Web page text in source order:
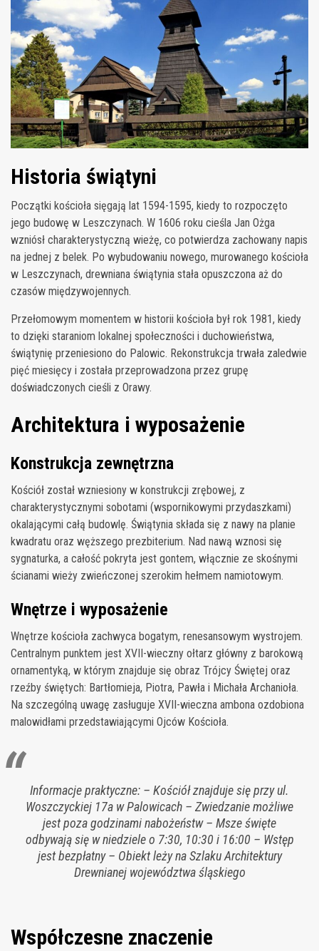
Historia świątyni
Początki kościoła sięgają lat 1594-1595, kiedy to rozpoczęto
jego budowę w Leszczynach. W 1606 roku cieśla Jan Ożga
wzniósł charakterystyczną wieżę, co potwierdza zachowany napis
na jednej z belek. Po wybudowaniu nowego, murowanego kościoła
w Leszczynach, drewniana świątynia stała opuszczona aż do
czasów międzywojennych.
Przełomowym momentem w historii kościoła był rok 1981, kiedy
to dzięki staraniom lokalnej społeczności i duchowieństwa,
świątynię przeniesiono do Palowic. Rekonstrukcja trwała zaledwie
pięć miesięcy i została przeprowadzona przez grupę
doświadczonych cieśli z Orawy.
Architektura i wyposażenie
Konstrukcja zewnętrzna
Kościół został wzniesiony w konstrukcji zrębowej, z
charakterystycznymi sobotami (wspornikowymi przydaszkami)
okalającymi całą budowlę. Świątynia składa się z nawy na planie
kwadratu oraz węższego prezbiterium. Nad nawą wznosi się
sygnaturka, a całość pokryta jest gontem, włącznie ze skośnymi
ścianami wieży zwieńczonej szerokim hełmem namiotowym.
Wnętrze i wyposażenie
Wnętrze kościoła zachwyca bogatym, renesansowym wystrojem.
Centralnym punktem jest XVII-wieczny ołtarz główny z barokową
ornamentyką, w którym znajduje się obraz Trójcy Świętej oraz
rzeźby świętych: Bartłomieja, Piotra, Pawła i Michała Archanioła.
Na szczególną uwagę zasługuje XVII-wieczna ambona ozdobiona
malowidłami przedstawiającymi Ojców Kościoła.
Informacje praktyczne: – Kościół znajduje się przy ul.
Woszczyckiej 17a w Palowicach – Zwiedzanie możliwe
jest poza godzinami nabożeństw – Msze święte
odbywają się w niedziele o 7:30, 10:30 i 16:00 – Wstęp
jest bezpłatny – Obiekt leży na Szlaku Architektury
Drewnianej województwa śląskiego
Współczesne znaczenie